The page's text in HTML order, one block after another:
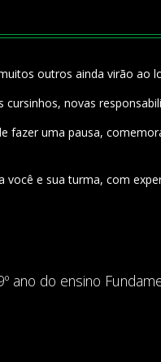
outros ainda virão ao
novas
fazer uma pausa,
e sua turma, com
ano do ensino